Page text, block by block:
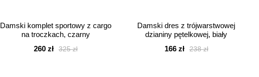
Damski komplet sportowy z cargo
na troczkach, czarny
325 zł
260 zł
Damski dres z trójwarstwowej
dzianiny pętelkowej, biały
238 zł
166 zł